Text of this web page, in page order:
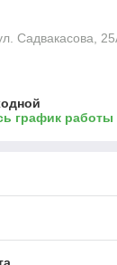
Садвакасова,
график работы